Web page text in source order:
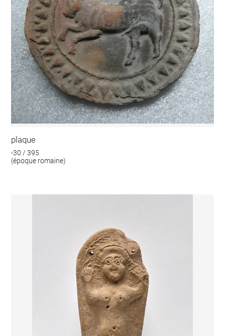
plaque
-30 / 395
(époque romaine)